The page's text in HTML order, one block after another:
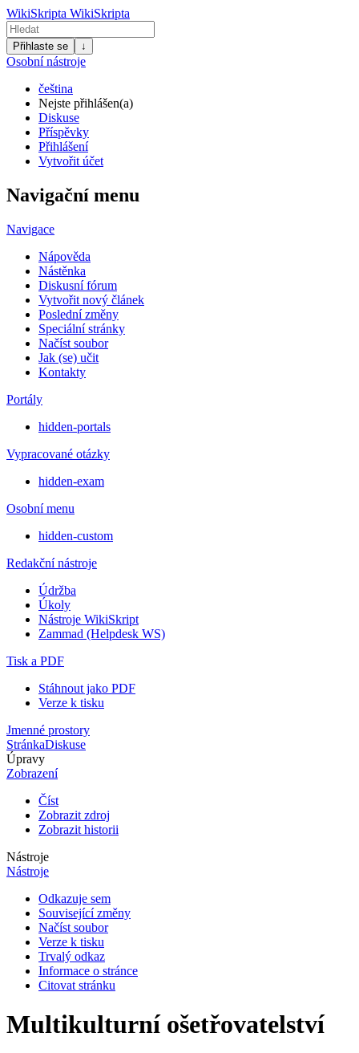
WikiSkripta WikiSkripta
Přihlaste se ↓
Osobní nástroje
čeština
Nejste přihlášen(a)
Diskuse
Příspěvky
Přihlášení
Vytvořit účet
Navigační menu
Navigace
Nápověda
Nástěnka
Diskusní fórum
Vytvořit nový článek
Poslední změny
Speciální stránky
Načíst soubor
Jak (se) učit
Kontakty
Portály
hidden-portals
Vypracované otázky
hidden-exam
Osobní menu
hidden-custom
Redakční nástroje
Údržba
Úkoly
Nástroje WikiSkript
Zammad (Helpdesk WS)
Tisk a PDF
Stáhnout jako PDF
Verze k tisku
Jmenné prostory
StránkaDiskuse
Úpravy
Zobrazení
Číst
Zobrazit zdroj
Zobrazit historii
Nástroje
Nástroje
Odkazuje sem
Související změny
Načíst soubor
Verze k tisku
Trvalý odkaz
Informace o stránce
Citovat stránku
Multikulturní ošetřovatelství